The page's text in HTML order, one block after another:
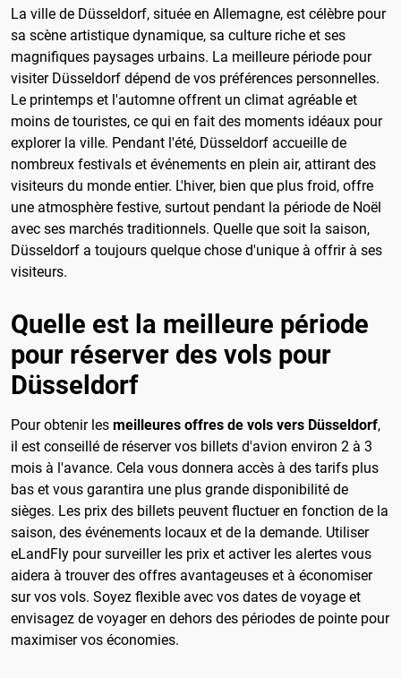
La ville de Düsseldorf, située en Allemagne, est célèbre pour
sa scène artistique dynamique, sa culture riche et ses
magnifiques paysages urbains. La meilleure période pour
visiter Düsseldorf dépend de vos préférences personnelles.
Le printemps et l'automne offrent un climat agréable et
moins de touristes, ce qui en fait des moments idéaux pour
explorer la ville. Pendant l'été, Düsseldorf accueille de
nombreux festivals et événements en plein air, attirant des
visiteurs du monde entier. L'hiver, bien que plus froid, offre
une atmosphère festive, surtout pendant la période de Noël
avec ses marchés traditionnels. Quelle que soit la saison,
Düsseldorf a toujours quelque chose d'unique à offrir à ses
visiteurs.
Quelle est la meilleure période
pour réserver des vols pour
Düsseldorf
Pour obtenir les meilleures offres de vols vers Düsseldorf,
il est conseillé de réserver vos billets d'avion environ 2 à 3
mois à l'avance. Cela vous donnera accès à des tarifs plus
bas et vous garantira une plus grande disponibilité de
sièges. Les prix des billets peuvent fluctuer en fonction de la
saison, des événements locaux et de la demande. Utiliser
eLandFly pour surveiller les prix et activer les alertes vous
aidera à trouver des offres avantageuses et à économiser
sur vos vols. Soyez flexible avec vos dates de voyage et
envisagez de voyager en dehors des périodes de pointe pour
maximiser vos économies.